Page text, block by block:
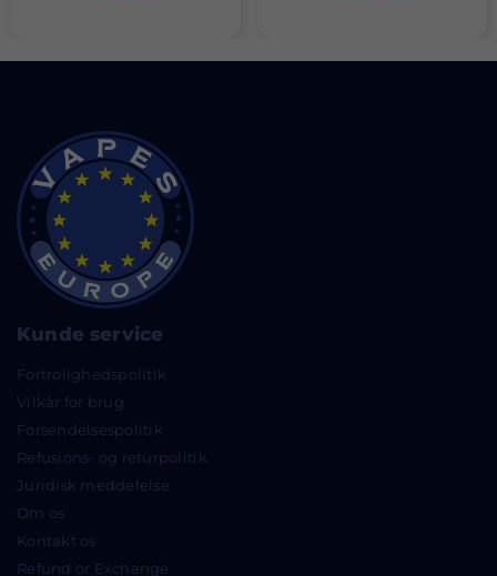
Kunde service
Fortrolighedspolitik
Vilkår for brug
Forsendelsespolitik
Refusions- og returpolitik
Juridisk meddelelse
Om os
Kontakt os
Refund or Exchange